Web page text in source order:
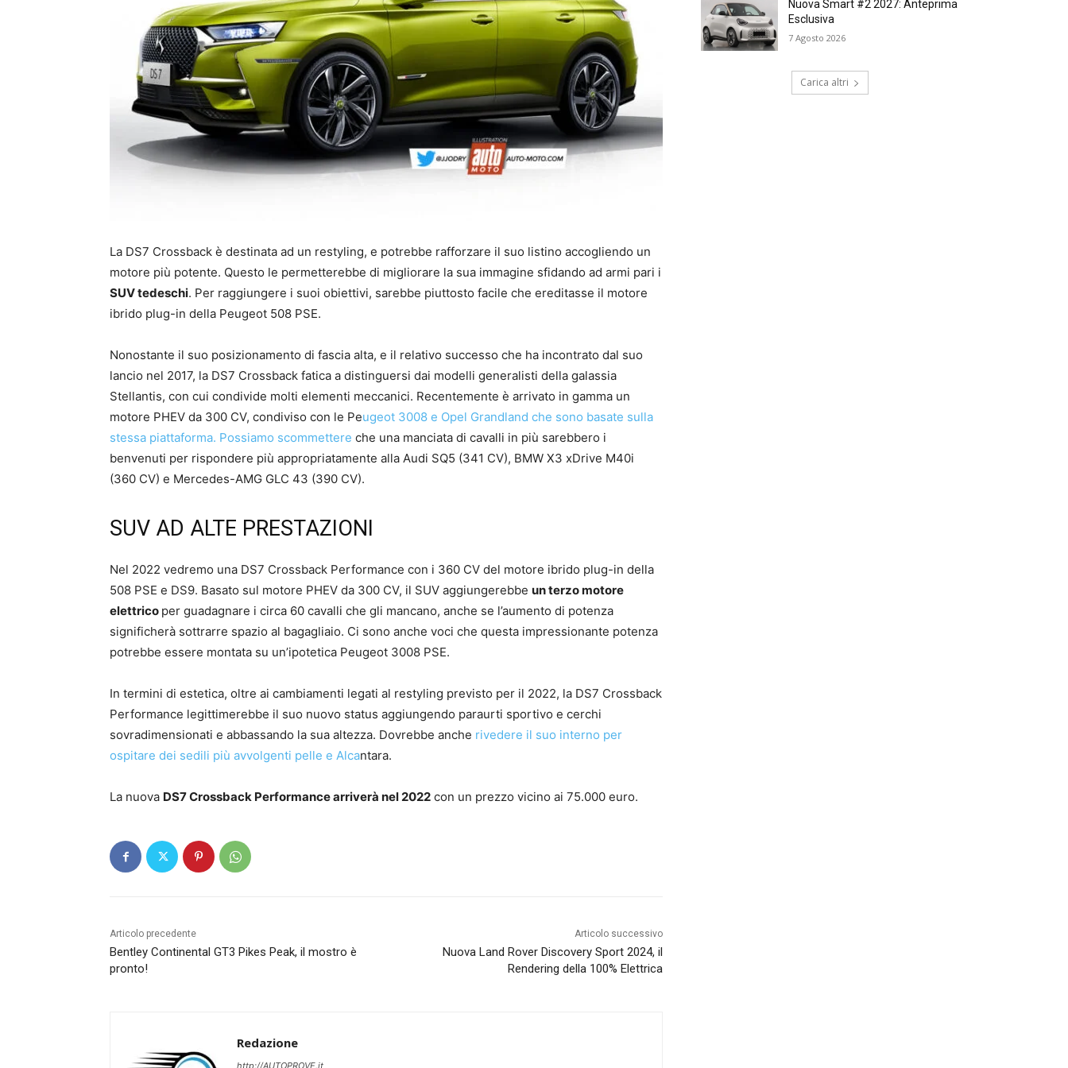
La DS7 Crossback è destinata ad un restyling, e potrebbe rafforzare il suo listino accogliendo un
motore più potente. Questo le permetterebbe di migliorare la sua immagine sfidando ad armi pari i
SUV tedeschi. Per raggiungere i suoi obiettivi, sarebbe piuttosto facile che ereditasse il motore
ibrido plug-in della Peugeot 508 PSE.
Nonostante il suo posizionamento di fascia alta, e il relativo successo che ha incontrato dal suo
lancio nel 2017, la DS7 Crossback fatica a distinguersi dai modelli generalisti della galassia
Stellantis, con cui condivide molti elementi meccanici. Recentemente è arrivato in gamma un
motore PHEV da 300 CV, condiviso con le Peugeot 3008 e Opel Grandland che sono basate sulla
stessa piattaforma. Possiamo scommettere che una manciata di cavalli in più sarebbero i
benvenuti per rispondere più appropriatamente alla Audi SQ5 (341 CV), BMW X3 xDrive M40i
(360 CV) e Mercedes-AMG GLC 43 (390 CV).
SUV AD ALTE PRESTAZIONI
Nel 2022 vedremo una DS7 Crossback Performance con i 360 CV del motore ibrido plug-in della
508 PSE e DS9. Basato sul motore PHEV da 300 CV, il SUV aggiungerebbe un terzo motore
elettrico per guadagnare i circa 60 cavalli che gli mancano, anche se l’aumento di potenza
significherà sottrarre spazio al bagagliaio. Ci sono anche voci che questa impressionante potenza
potrebbe essere montata su un’ipotetica Peugeot 3008 PSE.
In termini di estetica, oltre ai cambiamenti legati al restyling previsto per il 2022, la DS7 Crossback
Performance legittimerebbe il suo nuovo status aggiungendo paraurti sportivo e cerchi
sovradimensionati e abbassando la sua altezza. Dovrebbe anche rivedere il suo interno per
ospitare dei sedili più avvolgenti pelle e Alcantara.
La nuova DS7 Crossback Performance arriverà nel 2022 con un prezzo vicino ai 75.000 euro.
Articolo precedente
Bentley Continental GT3 Pikes Peak, il mostro è
pronto!
Articolo successivo
Nuova Land Rover Discovery Sport 2024, il
Rendering della 100% Elettrica
Redazione
Nuova Smart #2 2027: Anteprima
Esclusiva
7 Agosto 2026
Carica altri